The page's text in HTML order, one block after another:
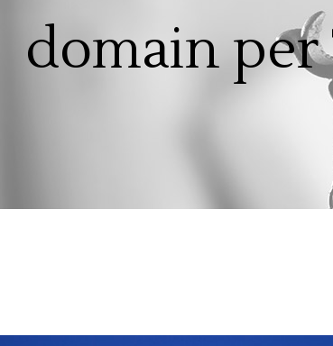
domain per